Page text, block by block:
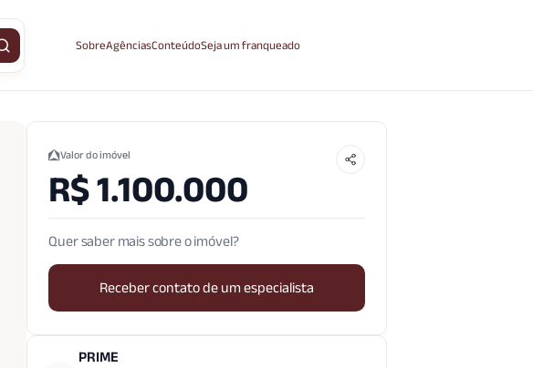
Buscar imóvelSobreAgênciasConteúdoSeja um franqueado
Valor do imóvel
R$ 1.100.000
Quer saber mais sobre o imóvel?
Receber contato de um especialista
PRIME